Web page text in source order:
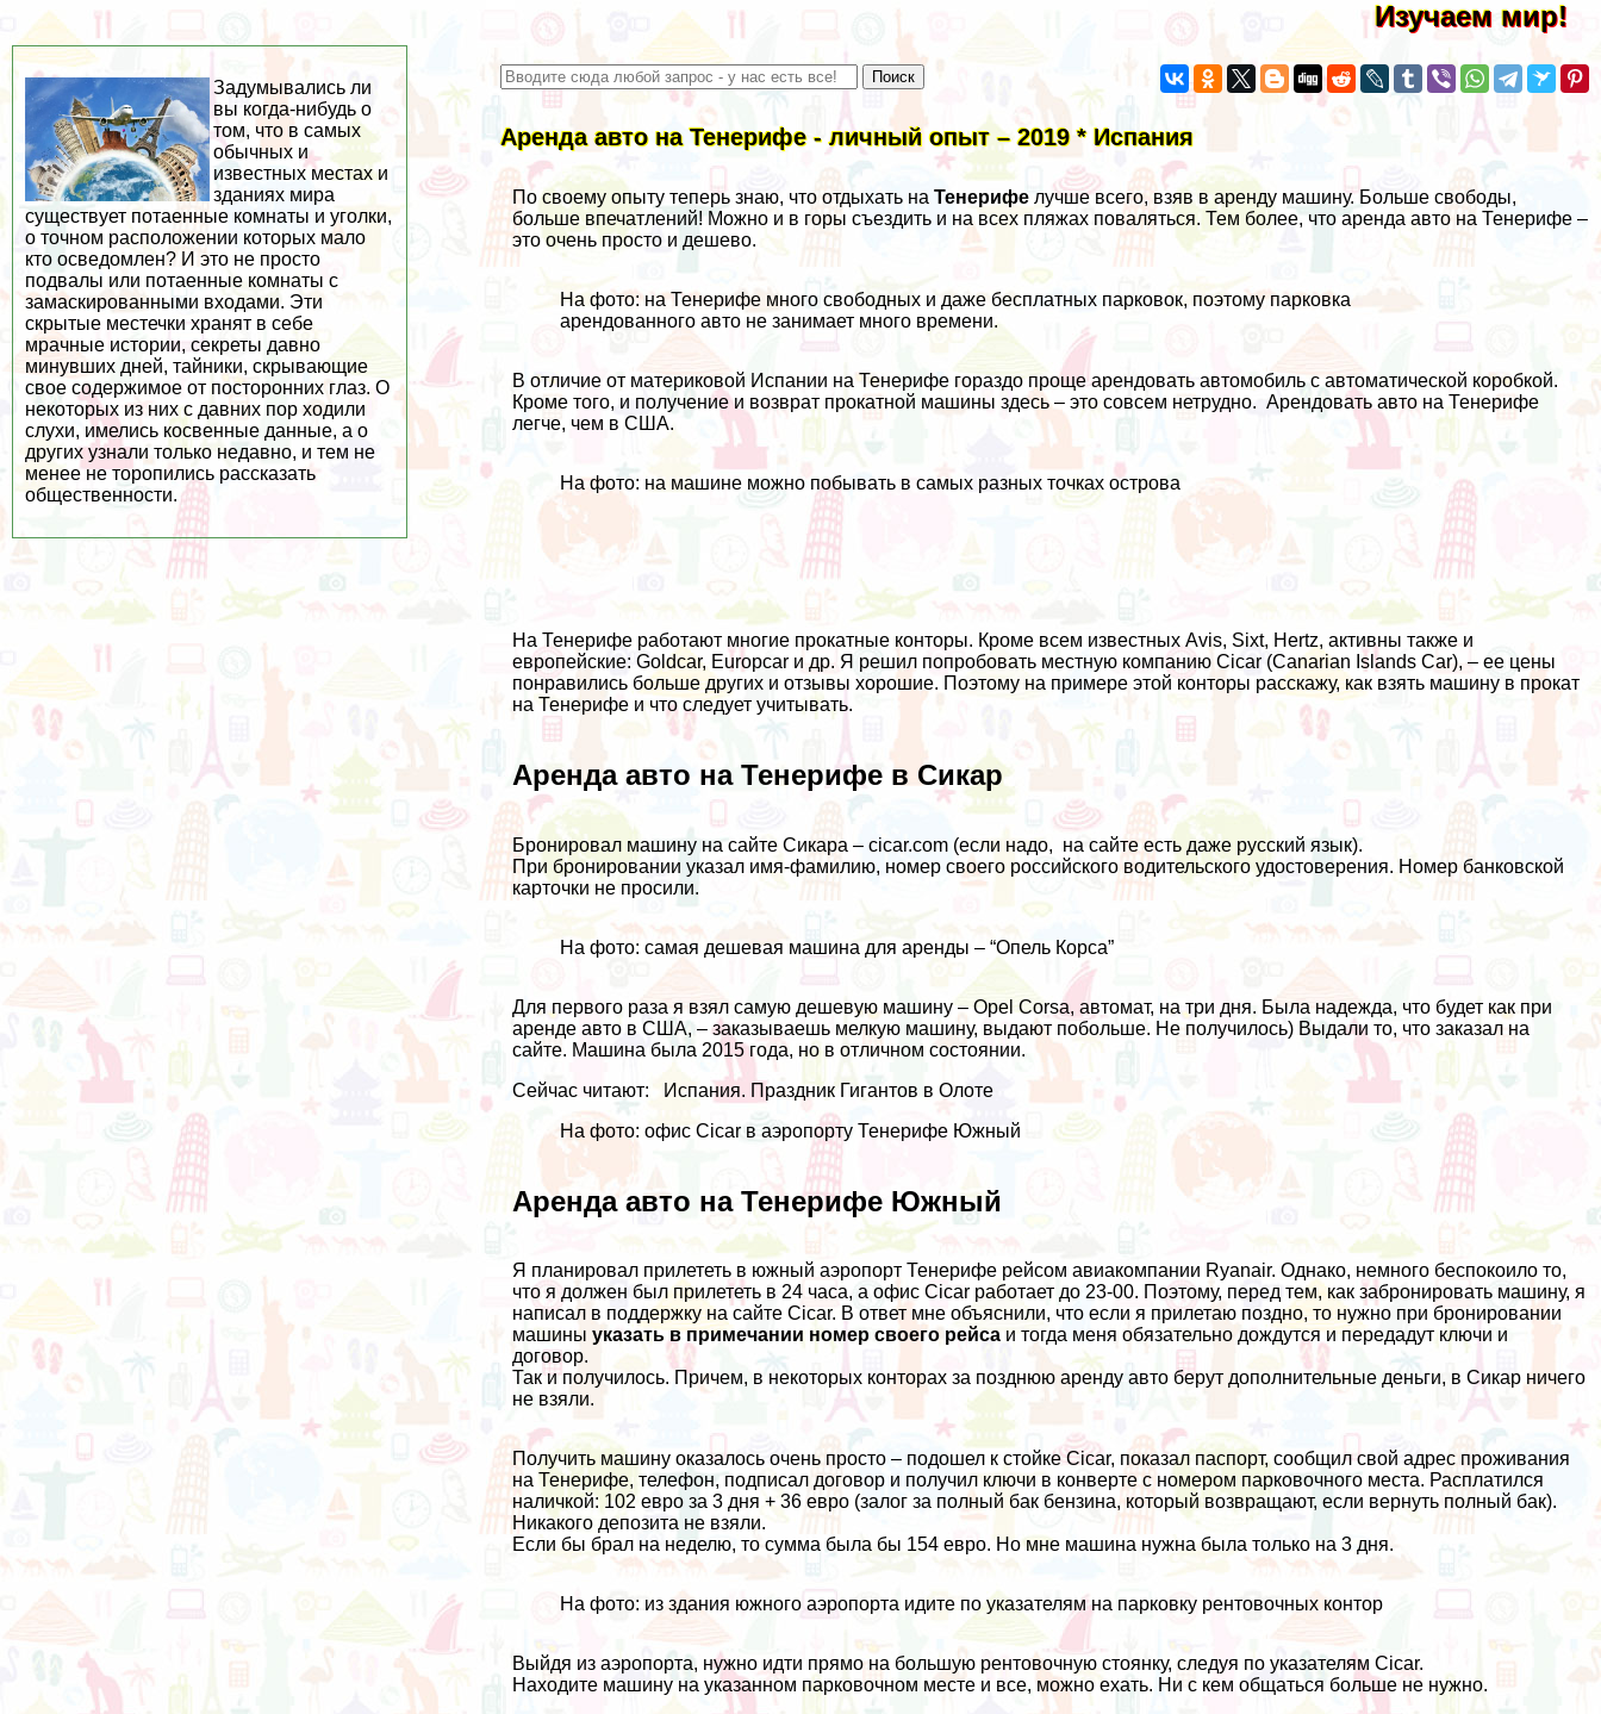
Изучаем мир!
Аренда авто на Тенерифе - личный опыт – 2019 * Испания
По своему опыту теперь знаю, что отдыхать наТенерифе лучше всего, взяв в аренду машину. Больше свободы,
больше впечатлений! Можно и в горы съездить и на всех пляжах поваляться. Тем более, что аренда авто на Тенерифе –
это очень просто и дешево.
На фото: на Тенерифе много свободных и даже бесплатных парковок, поэтому парковка
арендованного авто не занимает много времени.
В отличие от материковой Испании на Тенерифе гораздо проще арендовать автомобиль с автоматической коробкой.
Кроме того, и получение и возврат прокатной машины здесь – это совсем нетрудно. Арендовать авто на Тенерифе
легче, чем вСША.
На фото: на машине можно побывать в самых разных точках острова
На Тенерифе работают многие прокатные конторы. Кроме всем известных Avis, Sixt, Hertz, активны также и
европейские: Goldcar, Europcar и др. Я решил попробовать местную компанию Cicar (Canarian Islands Car), – ее цены
понравились больше других и отзывы хорошие. Поэтому на примере этой конторы расскажу, как взять машину в прокат
на Тенерифе и что следует учитывать.
Аренда авто на Тенерифе в Сикар
Бронировал машину на сайте Сикара –cicar.com (если надо, на сайте есть даже русский язык).
При бронировании указал имя-фамилию, номер своего российского водительского удостоверения. Номер банковской
карточки не просили.
На фото: самая дешевая машина для аренды – “Опель Корса”
Для первого раза я взял самую дешевую машину – Opel Corsa, автомат, на три дня. Была надежда, что будет как при
аренде авто в США, – заказываешь мелкую машину, выдают побольше. Не получилось) Выдали то, что заказал на
сайте. Машина была 2015 года, но в отличном состоянии.
Сейчас читают:
Испания. Праздник Гигантов в Олоте
На фото: офис Cicar в аэропорту Тенерифе Южный
Аренда авто на Тенерифе Южный
Я планировал прилететь в южный аэропорт Тенерифе рейсомавиакомпании Ryanair. Однако, немного беспокоило то,
что я должен был прилететь в 24 часа, а офис Cicar работает до 23-00. Поэтому, перед тем, как забронировать машину, я
написал в поддержку на сайте Cicar. В ответ мне объяснили, что если я прилетаю поздно, то нужно при бронировании
машиныуказать в примечании номер своего рейса и тогда меня обязательно дождутся и передадут ключи и
договор.
Так и получилось. Причем, в некоторых конторах за позднюю аренду авто берут дополнительные деньги, в Сикар ничего
не взяли.
Получить машину оказалось очень просто – подошел к стойке Cicar, показал паспорт, сообщил свой адрес проживания
на Тенерифе, телефон, подписал договор и получил ключи в конверте с номером парковочного места. Расплатился
наличкой: 102 евро за 3 дня + 36 евро (залог за полный бак бензина, который возвращают, если вернуть полный бак).
Никакого депозита не взяли.
Если бы брал на неделю, то сумма была бы 154 евро. Но мне машина нужна была только на 3 дня.
На фото: из здания южного аэропорта идите по указателям на парковку рентовочных контор
Выйдя из аэропорта, нужно идти прямо на большую рентовочную стоянку, следуя по указателям Cicar.
Находите машину на указанном парковочном месте и все, можно ехать. Ни с кем общаться больше не нужно.
Задумывались ли
вы когда-нибудь о
том, что в самых
обычных и
известных местах и
зданиях мира
существует потаенные комнаты и уголки,
о точном расположении которых мало
кто осведомлен? И это не просто
подвалы или потаенные комнаты с
замаскированными входами. Эти
скрытые местечки хранят в себе
мрачные истории, секреты давно
минувших дней, тайники, скрывающие
свое содержимое от посторонних глаз. О
некоторых из них с давних пор ходили
слухи, имелись косвенные данные, а о
других узнали только недавно, и тем не
менее не торопились рассказать
общественности.